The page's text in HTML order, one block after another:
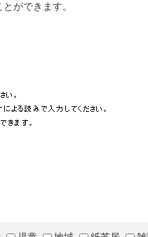
検索することがで